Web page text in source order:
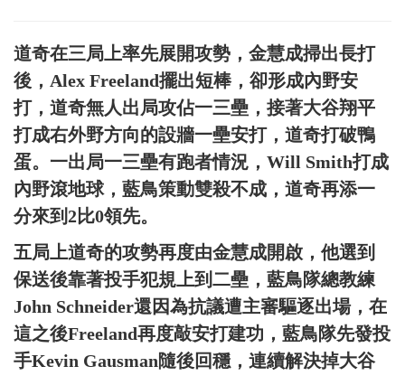
道奇在三局上率先展開攻勢，金慧成掃出長打
後，Alex Freeland擺出短棒，卻形成內野安
打，道奇無人出局攻佔一三壘，接著大谷翔平
打成右外野方向的設牆一壘安打，道奇打破鴨
蛋。一出局一三壘有跑者情況，Will Smith打成
內野滾地球，藍鳥策動雙殺不成，道奇再添一
分來到2比0領先。
五局上道奇的攻勢再度由金慧成開啟，他選到
保送後靠著投手犯規上到二壘，藍鳥隊總教練
John Schneider還因為抗議遭主審驅逐出場，在
這之後Freeland再度敲安打建功，藍鳥隊先發投
手Kevin Gausman隨後回穩，連續解決掉大谷